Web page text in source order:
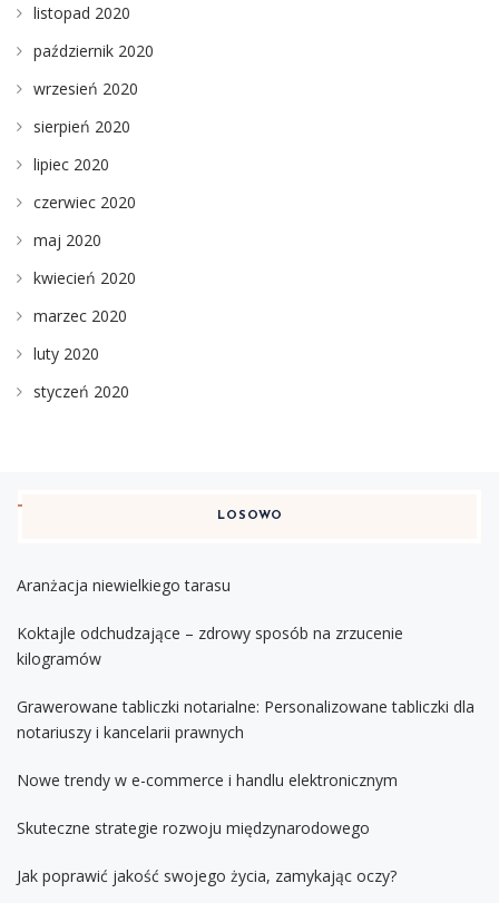
listopad 2020
październik 2020
wrzesień 2020
sierpień 2020
lipiec 2020
czerwiec 2020
maj 2020
kwiecień 2020
marzec 2020
luty 2020
styczeń 2020
LOSOWO
Aranżacja niewielkiego tarasu
Koktajle odchudzające – zdrowy sposób na zrzucenie
kilogramów
Grawerowane tabliczki notarialne: Personalizowane tabliczki dla
notariuszy i kancelarii prawnych
Nowe trendy w e-commerce i handlu elektronicznym
Skuteczne strategie rozwoju międzynarodowego
Jak poprawić jakość swojego życia, zamykając oczy?